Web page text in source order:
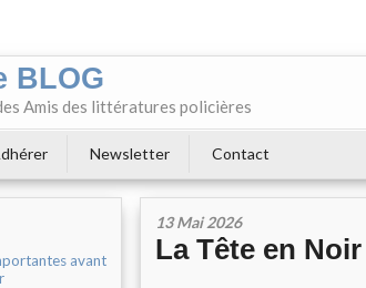
BLOG
Amis des littératures policières
Newsletter Contact
avant
13 Mai 2026
La Tête en